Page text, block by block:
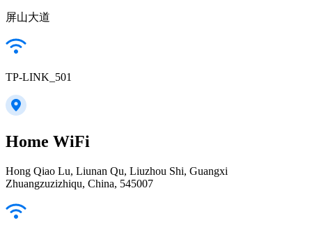
屏山大道
TP-LINK_501
Home WiFi
Hong Qiao Lu, Liunan Qu, Liuzhou Shi, Guangxi
Zhuangzuzizhiqu, China, 545007